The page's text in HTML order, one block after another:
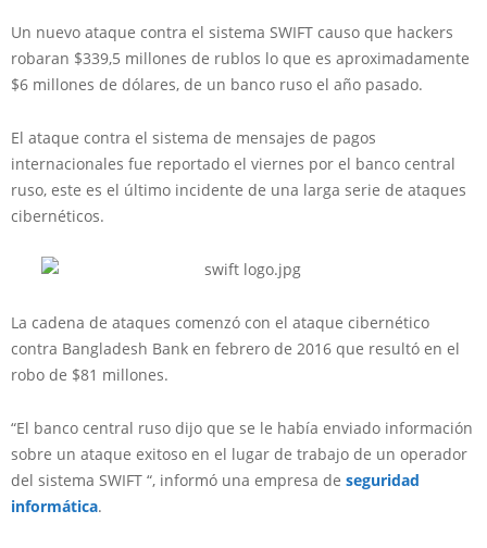
Un nuevo ataque contra el sistema SWIFT causo que hackers
robaran $339,5 millones de rublos lo que es aproximadamente
$6 millones de dólares, de un banco ruso el año pasado.
El ataque contra el sistema de mensajes de pagos
internacionales fue reportado el viernes por el banco central
ruso, este es el último incidente de una larga serie de ataques
cibernéticos.
La cadena de ataques comenzó con el ataque cibernético
contra Bangladesh Bank en febrero de 2016 que resultó en el
robo de $81 millones.
“El banco central ruso dijo que se le había enviado información
sobre un ataque exitoso en el lugar de trabajo de un operador
del sistema SWIFT “, informó una empresa de seguridad
informática.